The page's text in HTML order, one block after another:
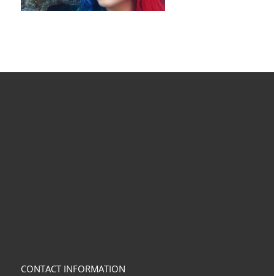
CONTACT INFORMATION